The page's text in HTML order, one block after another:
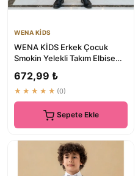
WENA KİDS
WENA KİDS Erkek Çocuk
Smokin Yelekli Takım Elbise
672,99 ₺
★★★★★ (0)
Sepete Ekle